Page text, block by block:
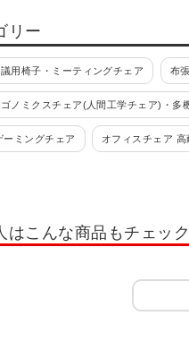
リー
用椅子・ミーティングチェア 布
ノミクスチェア(人間工学チェア)・多
ーミングチェア オフィスチェア 高
チェア 背もたれ付き カウンターチ
バランスチェア・バランスボール
はこんな商品もチェッ